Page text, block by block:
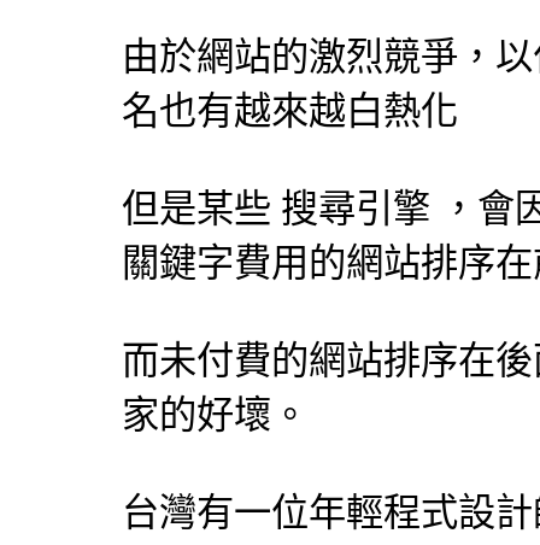
由於網站的激烈競爭，
名也有越來越白熱化
但是某些 搜尋引擎 ，會
關鍵字費用的網站排序
而未付費的網站排序在
家的好壞。
台灣有一位年輕程式設